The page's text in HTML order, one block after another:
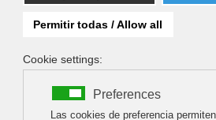
Buscar